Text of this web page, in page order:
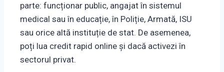
parte: funcționar public, angajat în sistemul
medical sau în educație, în Poliție, Armată, ISU
sau orice altă instituție de stat. De asemenea,
poți lua credit rapid online și dacă activezi în
sectorul privat.